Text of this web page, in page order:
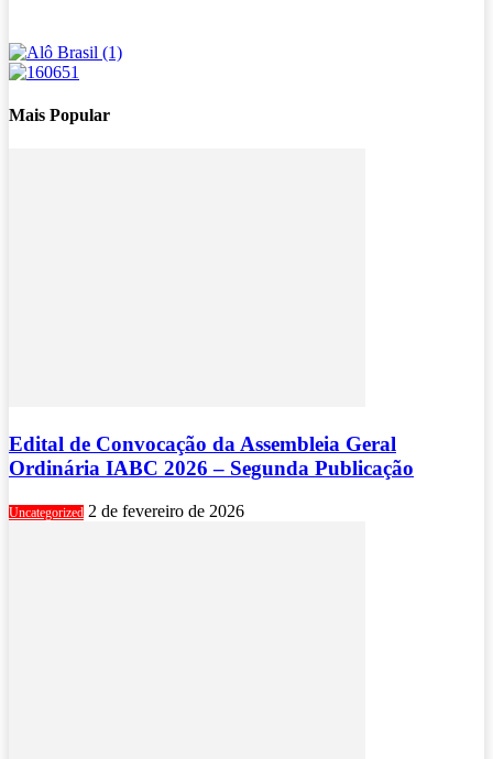
Mais Popular
Edital de Convocação da Assembleia Geral
Ordinária IABC 2026 – Segunda Publicação
Uncategorized 2 de fevereiro de 2026